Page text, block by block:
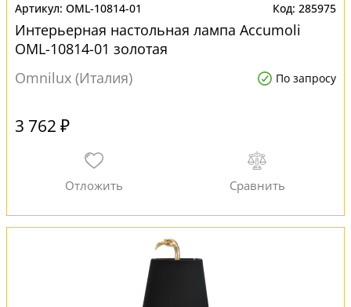
OML-10814-01 285975
Интерьерная настольная лампа Accumoli
OML-10814-01 золотая
Omnilux (Италия)
По запросу
3 762 ₽